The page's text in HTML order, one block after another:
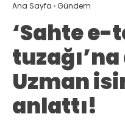
Ana Sayfa ›Gündem
‘Sahte
Uzman
anlattı!